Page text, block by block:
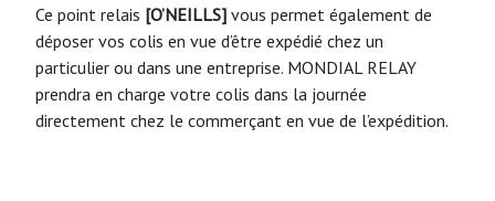
Ce point relais [O’NEILLS] vous permet également de
déposer vos colis en vue d’être expédié chez un
particulier ou dans une entreprise. MONDIAL RELAY
prendra en charge votre colis dans la journée
directement chez le commerçant en vue de l’expédition.